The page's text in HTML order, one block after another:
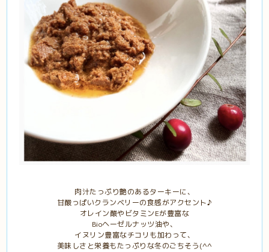
肉汁たっぷり艶のあるターキーに、
甘酸っぱいクランベリーの食感がアクセント♪
オレイン酸やビタミンEが豊富な
Bioヘーゼルナッツ油や、
イヌリン豊富なチコリも加わって、
美味しさと栄養もたっぷりな冬のごちそう(^^